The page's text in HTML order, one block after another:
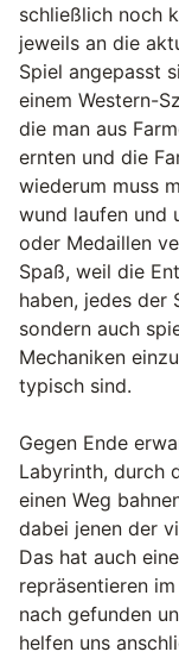
schließlich noch
jeweils an die
Spiel angepasst
einem Western-
die man aus
ernten und die
wiederum muss
wund laufen und
oder Medaillen
Spaß, weil die
haben, jedes der
sondern auch
Mechaniken
typisch sind.
Gegen Ende
Labyrinth, durch
einen Weg
dabei jenen der
Das hat auch
repräsentieren
nach gefunden
helfen uns